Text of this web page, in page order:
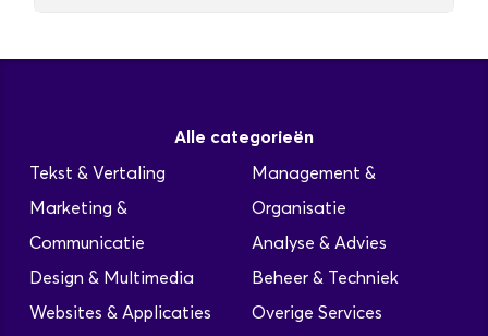
Alle categorieën
Tekst & Vertaling
Marketing &
Communicatie
Design & Multimedia
Websites & Applicaties
Management &
Organisatie
Analyse & Advies
Beheer & Techniek
Overige Services